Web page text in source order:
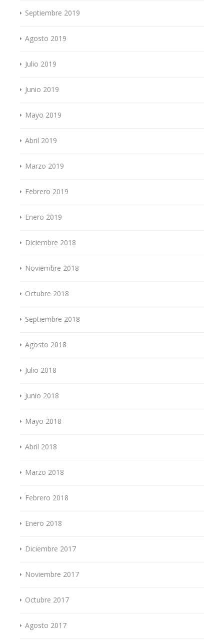
Septiembre 2019
Agosto 2019
Julio 2019
Junio 2019
Mayo 2019
Abril 2019
Marzo 2019
Febrero 2019
Enero 2019
Diciembre 2018
Noviembre 2018
Octubre 2018
Septiembre 2018
Agosto 2018
Julio 2018
Junio 2018
Mayo 2018
Abril 2018
Marzo 2018
Febrero 2018
Enero 2018
Diciembre 2017
Noviembre 2017
Octubre 2017
Agosto 2017